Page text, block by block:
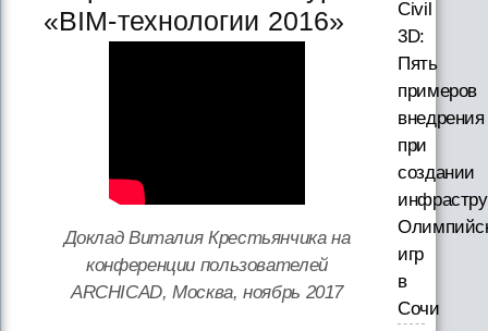
«BIM-технологии 2016»
Доклад Виталия Крестьянчика на
конференции пользователей
ARCHICAD, Москва, ноябрь 2017
Civil
3D:
Пять
примеров
внедрения
при
создании
игр
в
Сочи